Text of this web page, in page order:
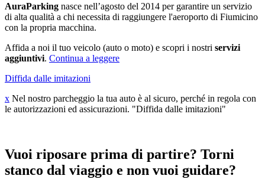
AuraParking nasce nell’agosto del 2014 per garantire un servizio
di alta qualità a chi necessita di raggiungere l'aeroporto di Fiumicino
con la propria macchina.
Affida a noi il tuo veicolo (auto o moto) e scopri i nostri servizi
aggiuntivi. Continua a leggere
Diffida dalle imitazioni
x Nel nostro parcheggio la tua auto è al sicuro, perché in regola con
le autorizzazioni ed assicurazioni. "Diffida dalle imitazioni"
Vuoi riposare prima di partire? Torni
stanco dal viaggio e non vuoi guidare?